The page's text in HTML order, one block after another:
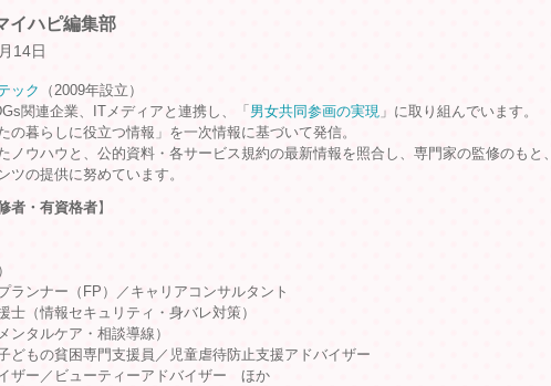
イハピ編集部
14日
ック
（2009年設立）
関連企業、ITメディアと連携し、「 男女共同参画の実現 」に取り組んでいます。
の暮らしに役立つ情報」を一次情報に基づいて発信。
ノウハウと、公的資料・各サービス規約の最新情報を照合し、専門家の監修のもと、
ツの提供に努めています。
者・有資格者】
ランナー（FP）／キャリアコンサルタント
士（情報セキュリティ・身バレ対策）
ンタルケア・相談導線）
どもの貧困専門支援員／児童虐待防止支援アドバイザー
ザー／ビューティーアドバイザー ほか